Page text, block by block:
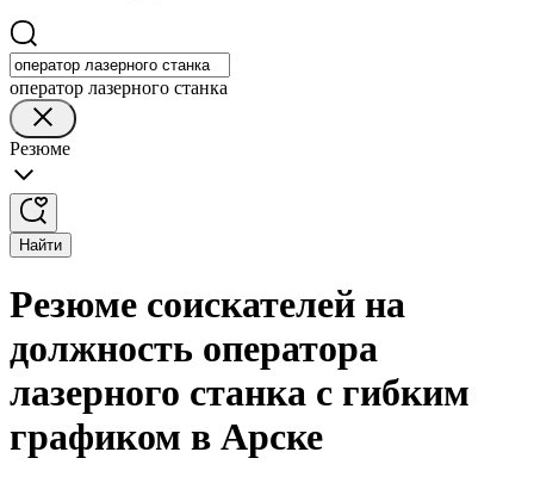
оператор лазерного станка
Резюме
Найти
Резюме соискателей на
должность оператора
лазерного станка с гибким
графиком в Арске